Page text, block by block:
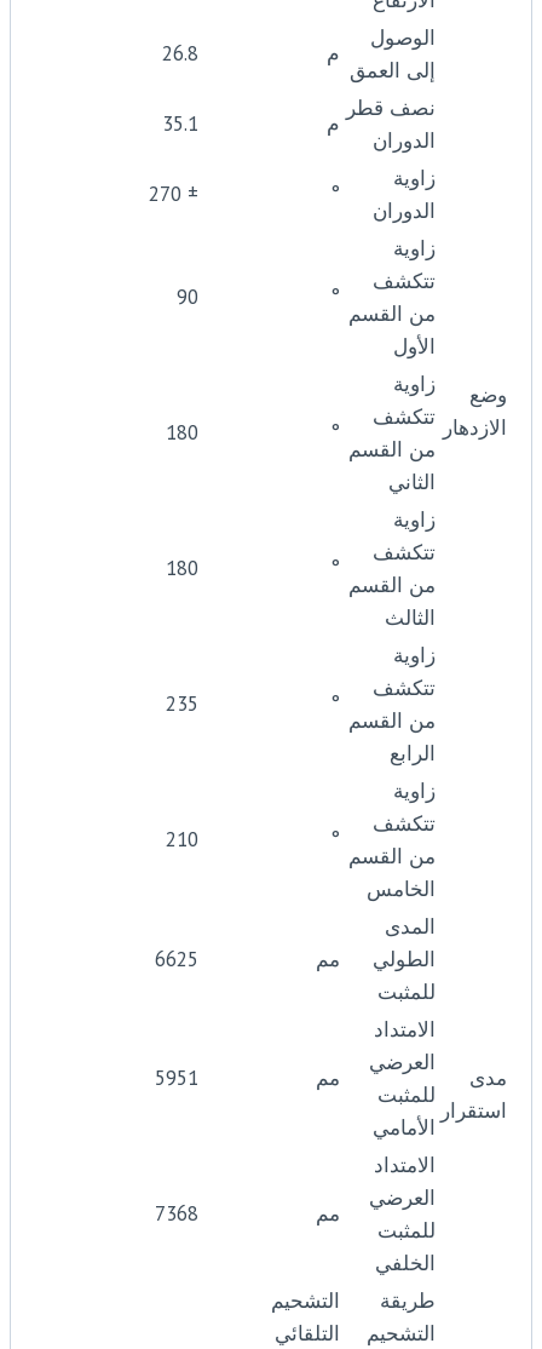
وضع
الازدهار
الوصول
إلى العمق
م 26.8
نصف قطر
الدوران
م 35.1
زاوية
الدوران
°
± 270
زاوية
تتكشف
من القسم
الأول
°
90
زاوية
تتكشف
من القسم
الثاني
°
180
زاوية
تتكشف
من القسم
الثالث
°
180
زاوية
تتكشف
من القسم
الرابع
°
235
زاوية
تتكشف
من القسم
الخامس
°
210
مدى
استقرار
المدى
الطولي
للمثبت
مم 6625
الامتداد
العرضي
للمثبت
الأمامي
مم 5951
الامتداد
العرضي
للمثبت
الخلفي
مم 7368
طريقة
التشحيم
التشحيم
التلقائي